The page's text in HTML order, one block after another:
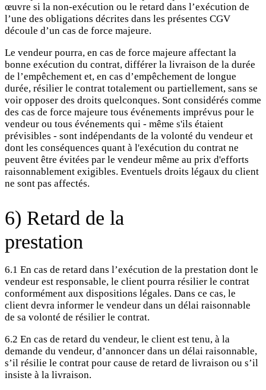
œuvre si la non-exécution ou le retard dans l’exécution de
l’une des obligations décrites dans les présentes CGV
découle d’un cas de force majeure.
Le vendeur pourra, en cas de force majeure affectant la
bonne exécution du contrat, différer la livraison de la durée
de l’empêchement et, en cas d’empêchement de longue
durée, résilier le contrat totalement ou partiellement, sans se
voir opposer des droits quelconques. Sont considérés comme
des cas de force majeure tous événements imprévus pour le
vendeur ou tous événements qui - même s'ils étaient
prévisibles - sont indépendants de la volonté du vendeur et
dont les conséquences quant à l'exécution du contrat ne
peuvent être évitées par le vendeur même au prix d'efforts
raisonnablement exigibles. Eventuels droits légaux du client
ne sont pas affectés.
6) Retard de la
prestation
6.1 En cas de retard dans l’exécution de la prestation dont le
vendeur est responsable, le client pourra résilier le contrat
conformément aux dispositions légales. Dans ce cas, le
client devra informer le vendeur dans un délai raisonnable
de sa volonté de résilier le contrat.
6.2 En cas de retard du vendeur, le client est tenu, à la
demande du vendeur, d’annoncer dans un délai raisonnable,
s’il résilie le contrat pour cause de retard de livraison ou s’il
insiste à la livraison.